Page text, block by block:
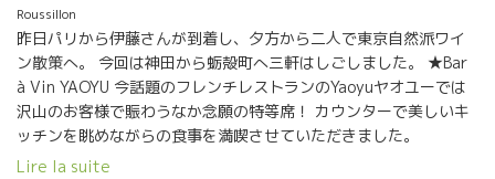
Roussillon
昨日パリから伊藤さんが到着し、夕方から二人で東京自然派ワイ
ン散策へ。 今回は神田から蛎殻町へ三軒はしごしました。 ★Bar
à Vin YAOYU 今話題のフレンチレストランのYaoyuヤオユーでは
沢山のお客様で賑わうなか念願の特等席！ カウンターで美しいキ
ッチンを眺めながらの食事を満喫させていただきました。
マタンカルムMatin CalmeのオゼOSE白は大好きな品種ミュスカ
Lire la suite